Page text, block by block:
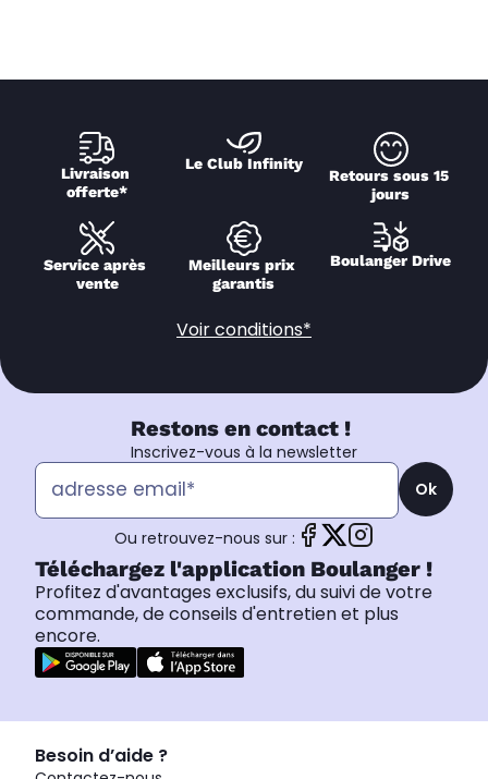
Livraison
offerte*
Le Club Infinity
Retours sous 15
jours
Service après
vente
Meilleurs prix
garantis
Boulanger Drive
Voir conditions*
Restons en contact !
Inscrivez-vous à la newsletter
Ok
Ou retrouvez-nous sur :
Téléchargez l'application Boulanger !
Profitez d'avantages exclusifs, du suivi de votre
commande, de conseils d'entretien et plus
encore.
Besoin d’aide ?